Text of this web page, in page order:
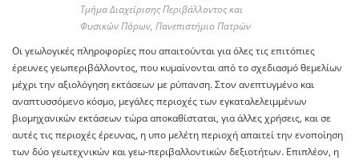
Τμήμα Διαχείρισης Περιβάλλοντος και
Φυσικών Πόρων, Πανεπιστήμιο Πατρών
Οι γεωλογικές πληροφορίες που απαιτούνται για όλες τις επιτόπιες
έρευνες γεωπεριβάλλοντος, που κυμαίνονται από το σχεδιασμό θεμελίων
μέχρι την αξιολόγηση εκτάσεων με ρύπανση. Στον ανεπτυγμένο και
αναπτυσσόμενο κόσμο, μεγάλες περιοχές των εγκαταλελειμμένων
βιομηχανικών εκτάσεων τώρα αποκαθίσταται, για άλλες χρήσεις, και σε
αυτές τις περιοχές έρευνας, η υπο μελέτη περιοχή απαιτεί την ενοποίηση
των δύο γεωτεχνικών και γεω-περιβαλλοντικών δεξιοτήτων. Επιπλέον, η